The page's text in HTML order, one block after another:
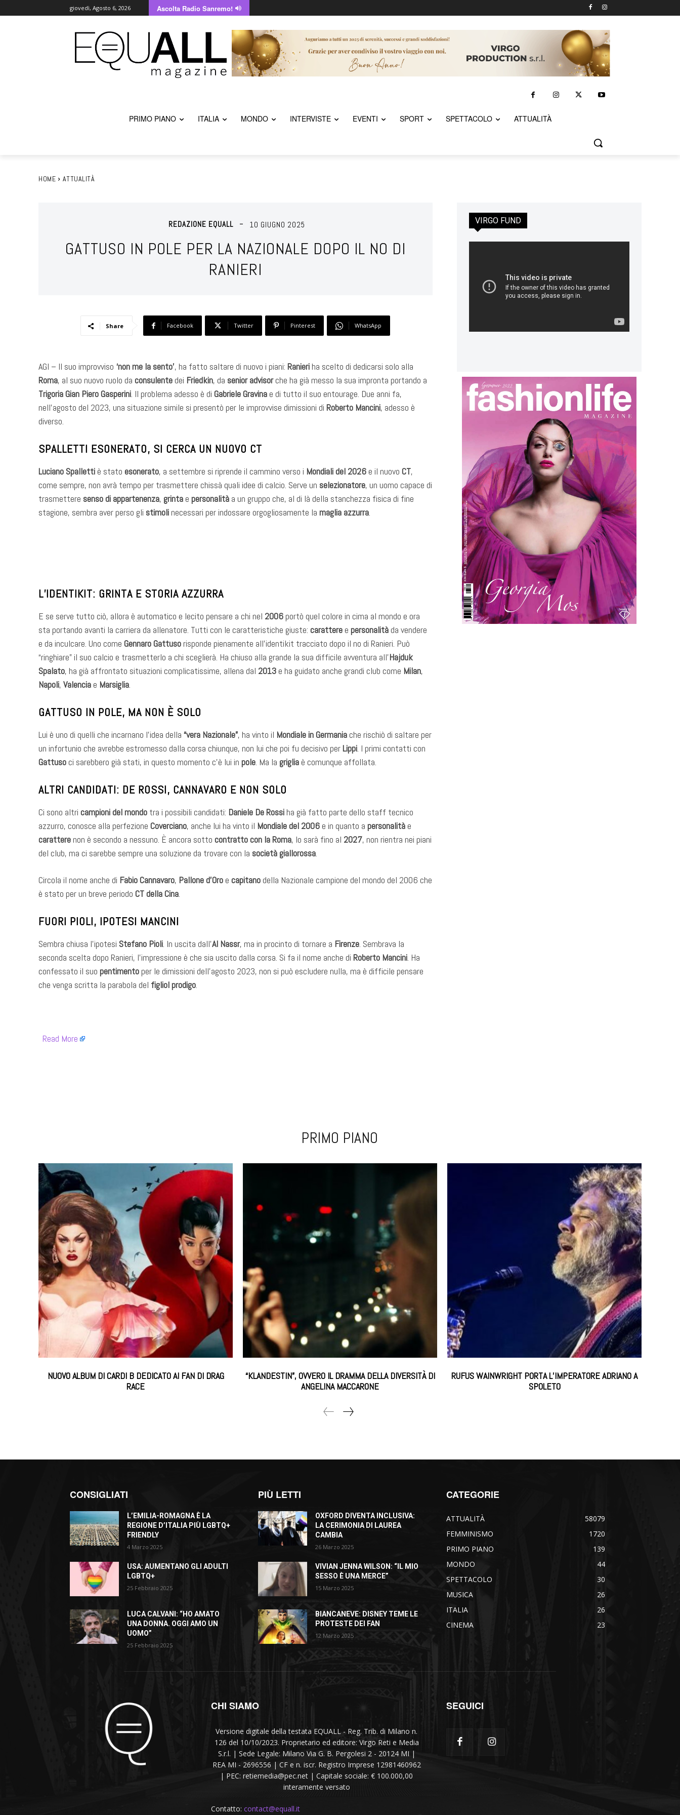
giovedì, Agosto 6, 2026 Ascolta Radio Sanremo!
PRIMO PIANO ITALIA MONDO INTERVISTE EVENTI SPORT SPETTACOLO ATTUALITÀ
HOME ATTUALITÀ
REDAZIONE EQUALL 10 GIUGNO 2025
GATTUSO IN POLE PER LA NAZIONALE DOPO IL NO DI
RANIERI
Share Facebook Twitter Pinterest WhatsApp
AGI – Il suo improvviso ‘non me la sento’, ha fatto saltare di nuovo i piani: Ranieriha scelto di dedicarsi solo alla
Roma, al suo nuovo ruolo da consulentedei Friedkin, da senior advisorche ha già messo la sua impronta portando a
TrigoriaGian Piero Gasperini. Il problema adesso è di Gabriele Gravinae di tutto il suo entourage. Due anni fa,
nell’agosto del 2023, una situazione simile si presentò per le improvvise dimissioni di Roberto Mancini, adesso è
diverso.
SPALLETTI ESONERATO, SI CERCA UN NUOVO CT
Luciano Spallettiè stato esonerato, a settembre si riprende il cammino verso i Mondiali del 2026e il nuovo CT,
come sempre, non avrà tempo per trasmettere chissà quali idee di calcio. Serve un selezionatore, un uomo capace di
trasmettere senso di appartenenza, grintae personalità a un gruppo che, al di là della stanchezza fisica di fine
stagione, sembra aver perso gli stimolinecessari per indossare orgogliosamente la maglia azzurra.
L’IDENTIKIT: GRINTA E STORIA AZZURRA
E se serve tutto ciò, allora è automatico e lecito pensare a chi nel 2006portò quel colore in cima al mondo e ora
sta portando avanti la carriera da allenatore. Tutti con le caratteristiche giuste: caratteree personalitàda vendere
e da inculcare. Uno come Gennaro Gattusorisponde pienamente all’identikit tracciato dopo il no di Ranieri. Può
“ringhiare” il suo calcio e trasmetterlo a chi sceglierà. Ha chiuso alla grande la sua difficile avventura all’Hajduk
Spalato, ha già affrontato situazioni complicatissime, allena dal 2013e ha guidato anche grandi club come Milan,
Napoli, Valenciae Marsiglia.
GATTUSO IN POLE, MA NON È SOLO
Lui è uno di quelli che incarnano l’idea della “vera Nazionale”, ha vinto il Mondiale in Germaniache rischiò di saltare per
un infortunio che avrebbe estromesso dalla corsa chiunque, non lui che poi fu decisivo perLippi. I primi contatti con
Gattusoci sarebbero già stati, in questo momento c’è lui in pole. Ma la grigliaè comunque affollata.
ALTRI CANDIDATI: DE ROSSI, CANNAVARO E NON SOLO
Ci sono altri campioni del mondo tra i possibili candidati: Daniele De Rossiha già fatto parte dello staff tecnico
azzurro, conosce alla perfezione Coverciano, anche lui ha vinto il Mondiale del 2006e in quanto a personalitàe
caratterenon è secondo a nessuno. È ancora sotto contratto con la Roma, lo sarà fino al 2027, non rientra nei piani
del club, ma ci sarebbe sempre una soluzione da trovare con la società giallorossa.
Circola il nome anche di Fabio Cannavaro, Pallone d’Oroe capitanodella Nazionale campione del mondo del 2006 che
è stato per un breve periodo CT della Cina.
FUORI PIOLI, IPOTESI MANCINI
Sembra chiusa l’ipotesi Stefano Pioli. In uscita dall’Al Nassr, ma in procinto di tornare a Firenze. Sembrava la
seconda scelta dopo Ranieri, l’impressione è che sia uscito dalla corsa. Si fa il nome anche di Roberto Mancini. Ha
confessato il suo pentimentoper le dimissioni dell’agosto 2023, non si può escludere nulla, ma è difficile pensare
che venga scritta la parabola del figliol prodigo.
Read More
VIRGO FUND
PRIMO PIANO
NUOVO ALBUM DI CARDI B DEDICATO AI FAN DI DRAG
RACE
“KLANDESTIN”, OVVERO IL DRAMMA DELLA DIVERSITÀ DI
ANGELINA MACCARONE
RUFUS WAINWRIGHT PORTA L’IMPERATORE ADRIANO A
SPOLETO
CONSIGLIATI
L’EMILIA-ROMAGNA È LA
REGIONE D’ITALIA PIÙ LGBTQ+
FRIENDLY
4 Marzo 2025
USA: AUMENTANO GLI ADULTI
LGBTQ+
25 Febbraio 2025
LUCA CALVANI: “HO AMATO
UNA DONNA. OGGI AMO UN
UOMO”
25 Febbraio 2025
PIÙ LETTI
OXFORD DIVENTA INCLUSIVA:
LA CERIMONIA DI LAUREA
CAMBIA
26 Marzo 2025
VIVIAN JENNA WILSON: “IL MIO
SESSO È UNA MERCE”
15 Marzo 2025
BIANCANEVE: DISNEY TEME LE
PROTESTE DEI FAN
12 Marzo 2025
CATEGORIE
ATTUALITÀ
58079
FEMMINISMO
1720
PRIMO PIANO
139
MONDO
44
SPETTACOLO
30
MUSICA
26
ITALIA
26
CINEMA
23
CHI SIAMO
Versione digitale della testata EQUALL - Reg. Trib. di Milano n.
126 del 10/10/2023. Proprietario ed editore: Virgo Reti e Media
S.r.l. | Sede Legale: Milano Via G. B. Pergolesi 2 - 20124 MI |
REA MI - 2696556 | CF e n. iscr. Registro Imprese 12981460962
| PEC: retiemedia@pec.net | Capitale sociale: € 100.000,00
interamente versato
Contatto: contact@equall.it
SEGUICI